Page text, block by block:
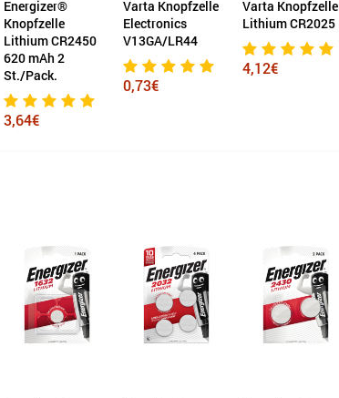
Energizer®
Knopfzelle
Lithium CR2450
620 mAh 2
St./Pack.
3,64€
Varta Knopfzelle
Electronics
V13GA/LR44
0,73€
Varta Knopfzelle
Lithium CR2025
4,12€